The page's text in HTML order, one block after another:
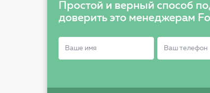
Простой и верный способ
доверить это менеджерам